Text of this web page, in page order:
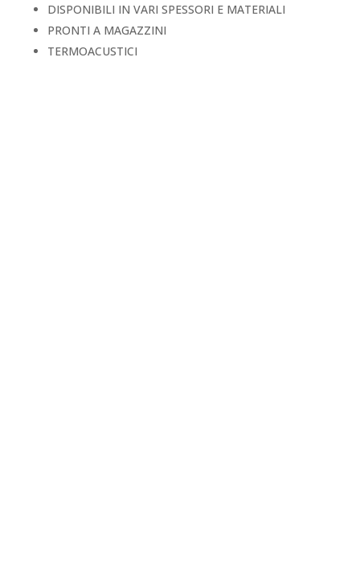
DISPONIBILI IN VARI SPESSORI E MATERIALI
PRONTI A MAGAZZINI
TERMOACUSTICI